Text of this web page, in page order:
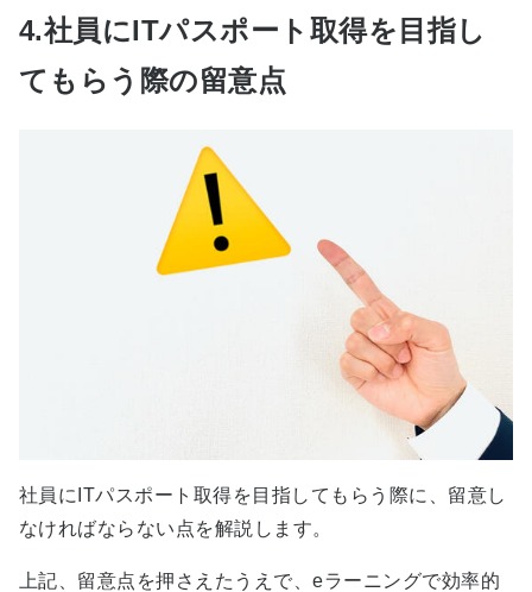
4.社員にITパスポート取得を目指し
てもらう際の留意点
社員にITパスポート取得を目指してもらう際に、留意し
なければならない点を解説します。
上記、留意点を押さえたうえで、eラーニングで効率的